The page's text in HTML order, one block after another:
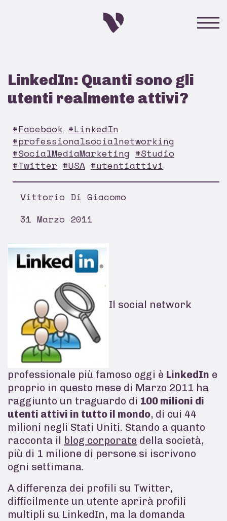
LinkedIn: Quanti sono gli
utenti realmente attivi?
#Facebook #LinkedIn
#professionalsocialnetworking
#SocialMediaMarketing #Studio
#Twitter #USA #utentiattivi
Vittorio Di Giacomo
31 Marzo 2011
Il social network
professionale più famoso oggi è LinkedIn e
proprio in questo mese di Marzo 2011 ha
raggiunto un traguardo di 100 milioni di
utenti attivi in tutto il mondo, di cui 44
milioni negli Stati Uniti. Stando a quanto
racconta il blog corporate della società,
più di 1 milione di persone si iscrivono
ogni settimana.
A differenza dei profili su Twitter,
difficilmente un utente aprirà profili
multipli su LinkedIn, ma la domanda